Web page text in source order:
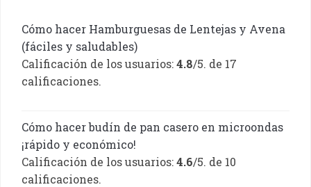
Cómo hacer Hamburguesas de Lentejas y Avena
(fáciles y saludables)
Calificación de los usuarios:4.8/5. de 17
calificaciones.
Cómo hacer budín de pan casero en microondas
¡rápido y económico!
Calificación de los usuarios:4.6/5. de 10
calificaciones.